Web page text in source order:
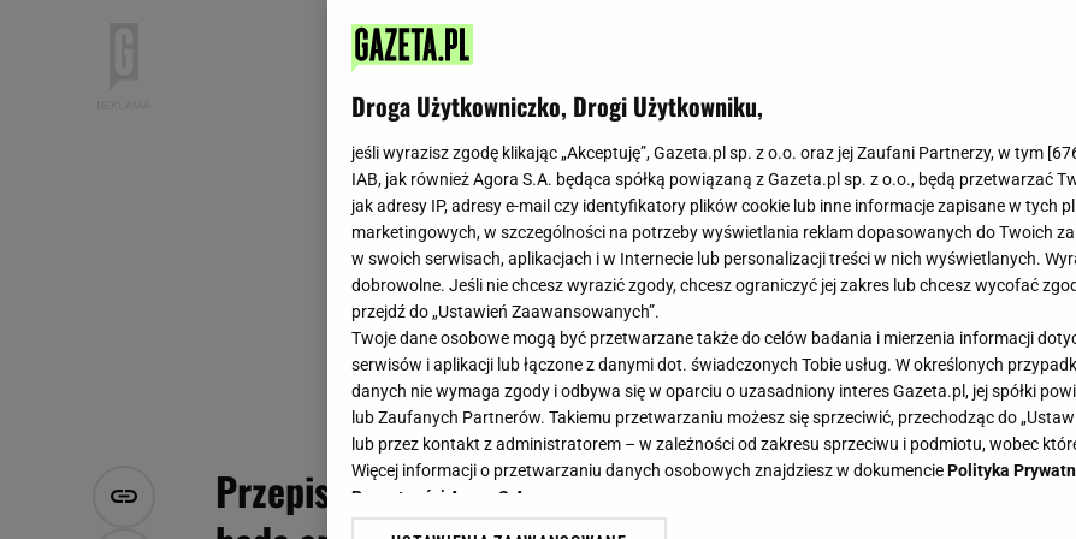
Przepis na śniadaniowe gofry Ani Starmach. Z tym
Droga Użytkowniczko, Drogi Użytkowniku,
jeśli wyrazisz zgodę klikając „Akceptuję”, Gazeta.pl sp. z o.o. oraz jej Zaufani Partnerzy, w tym [
IAB, jak również Agora S.A. będąca spółką powiązaną z Gazeta.pl sp. z o.o., będą przetwarzać
jak adresy IP, adresy e-mail czy identyfikatory plików cookie lub inne informacje zapisane w tych
marketingowych, w szczególności na potrzeby wyświetlania reklam dopasowanych do Twoich
w swoich serwisach, aplikacjach i w Internecie lub personalizacji treści w nich wyświetlanych.
dobrowolne. Jeśli nie chcesz wyrazić zgody, chcesz ograniczyć jej zakres lub chcesz wycofać
przejdź do „Ustawień Zaawansowanych”.
Twoje dane osobowe mogą być przetwarzane także do celów badania i mierzenia informacji
serwisów i aplikacji lub łączone z danymi dot. świadczonych Tobie usług. W określonych
danych nie wymaga zgody i odbywa się w oparciu o uzasadniony interes Gazeta.pl, jej spółki
lub Zaufanych Partnerów. Takiemu przetwarzaniu możesz się sprzeciwić, przechodząc do
lub przez kontakt z administratorem – w zależności od zakresu sprzeciwu i podmiotu, wobec
Więcej informacji o przetwarzaniu danych osobowych znajdziesz w dokumenciePolityka
Prywatności Agora S.A.